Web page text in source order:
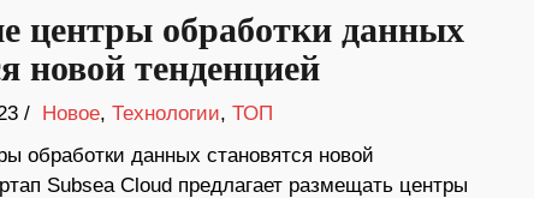
центры обработки данных
новой тенденцией
/ Новое, Технологии, ТОП
обработки данных становятся новой
Subsea Cloud предлагает размещать центры